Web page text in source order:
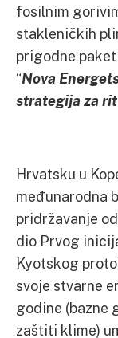
fosilnim
stakleničkih
prigodne
“Nova
strategija za
Hrvatsku u
međunarodna
pridržavanje
dio Prvog
Kyotskog
svoje stvarne
godine (bazne
zaštiti klime)